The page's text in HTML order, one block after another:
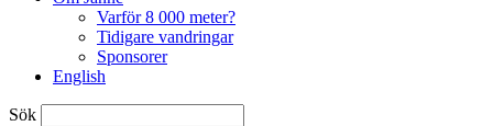
Varför 8 000 meter?
Tidigare vandringar
Sponsorer
English
Sök